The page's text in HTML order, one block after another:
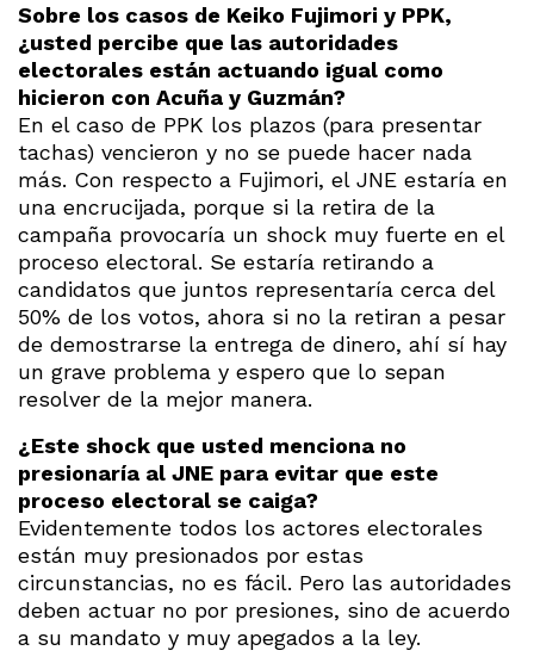
Sobre los casos de Keiko Fujimori y PPK,
¿usted percibe que las autoridades
electorales están actuando igual como
hicieron con Acuña y Guzmán?
En el caso de PPK los plazos (para presentar
tachas) vencieron y no se puede hacer nada
más. Con respecto a Fujimori, el JNE estaría en
una encrucijada, porque si la retira de la
campaña provocaría un shock muy fuerte en el
proceso electoral. Se estaría retirando a
candidatos que juntos representaría cerca del
50% de los votos, ahora si no la retiran a pesar
de demostrarse la entrega de dinero, ahí sí hay
un grave problema y espero que lo sepan
resolver de la mejor manera.
¿Este shock que usted menciona no
presionaría al JNE para evitar que este
proceso electoral se caiga?
Evidentemente todos los actores electorales
están muy presionados por estas
circunstancias, no es fácil. Pero las autoridades
deben actuar no por presiones, sino de acuerdo
a su mandato y muy apegados a la ley.